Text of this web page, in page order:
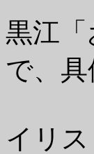
黒江
で、
イリ